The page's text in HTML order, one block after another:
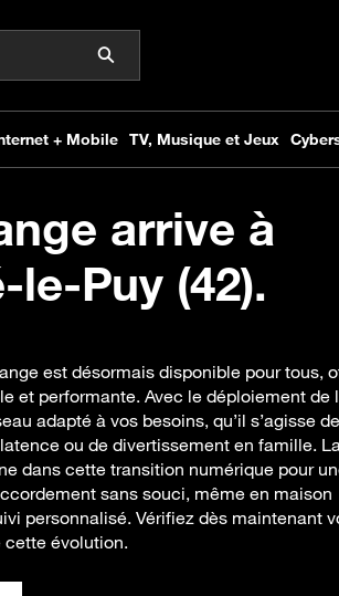
arrive à
Puy (42).
est désormais disponible pour tous,
et performante. Avec le déploiement de
adapté à vos besoins, qu’il s’agisse de
ou de divertissement en famille.
dans cette transition numérique pour
sans souci, même en maison
personnalisé. Vérifiez dès maintenant
évolution.